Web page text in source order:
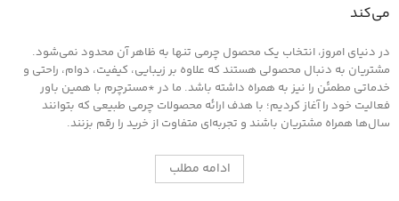
می‌کند
در دنیای امروز، انتخاب یک محصول چرمی تنها به ظاهر آن محدود نمی‌شود.
مشتریان به دنبال محصولی هستند که علاوه بر زیبایی، کیفیت، دوام، راحتی و
خدماتی مطمئن را نیز به همراه داشته باشد. ما در *مسترچرم با همین باور
فعالیت خود را آغاز کردیم؛ با هدف ارائه محصولات چرمی طبیعی که بتوانند
سال‌ها همراه مشتریان باشند و تجربه‌ای متفاوت از خرید را رقم بزنند.
ادامه مطلب